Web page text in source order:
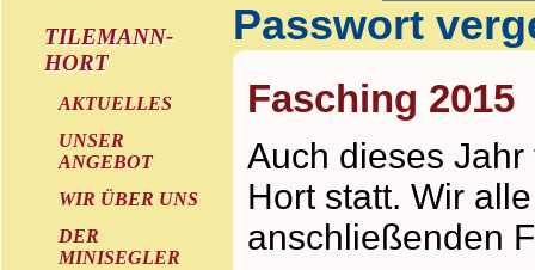
TILEMANN-
HORT
AKTUELLES
UNSER
ANGEBOT
WIR ÜBER UNS
DER
MINISEGLER
Passwort
Fasching 2015
Auch dieses
Hort statt. Wir
anschließenden